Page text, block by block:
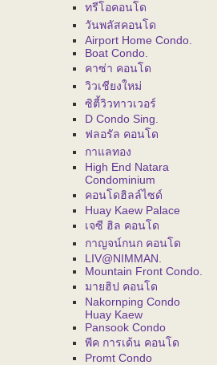
ทรีโอคอนโด
วันพลัสคอนโด
Airport Home Condo.
Boat Condo.
คาซ่า คอนโด
วิวเชียงใหม่
ซิตี้วิวทาวเวอร์
D Condo Sing.
ฟลอรัล คอนโด
กาแลทอง
High End Natara
Condominium
คอนโดฮิลล์ไซด์
Huay Kaew Palace
เจซี ฮิล คอนโด
กาญจน์กนก คอนโด
LIV@NIMMAN.
Mountain Front Condo.
มายฮิป คอนโด
Nakornping Condo
Huay Kaew
Pansook Condo
พีค การเด้น คอนโด
Promt Condo